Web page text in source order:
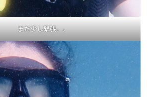
まだ少し緊張。。